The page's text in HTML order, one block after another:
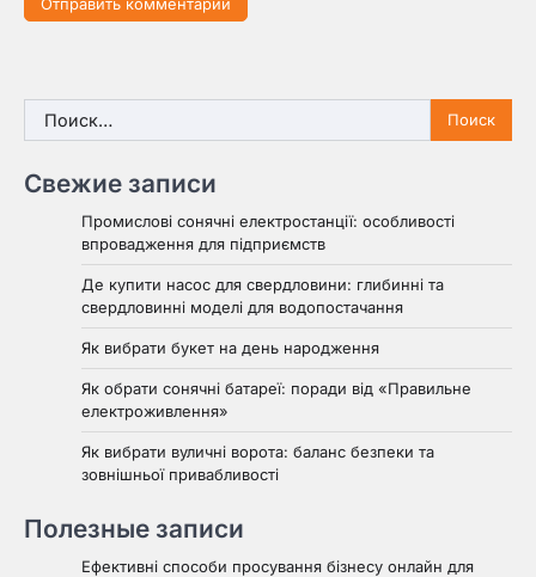
Найти:
Свежие записи
Промислові сонячні електростанції: особливості
впровадження для підприємств
Де купити насос для свердловини: глибинні та
свердловинні моделі для водопостачання
Як вибрати букет на день народження
Як обрати сонячні батареї: поради від «Правильне
електроживлення»
Як вибрати вуличні ворота: баланс безпеки та
зовнішньої привабливості
Полезные записи
Ефективні способи просування бізнесу онлайн для